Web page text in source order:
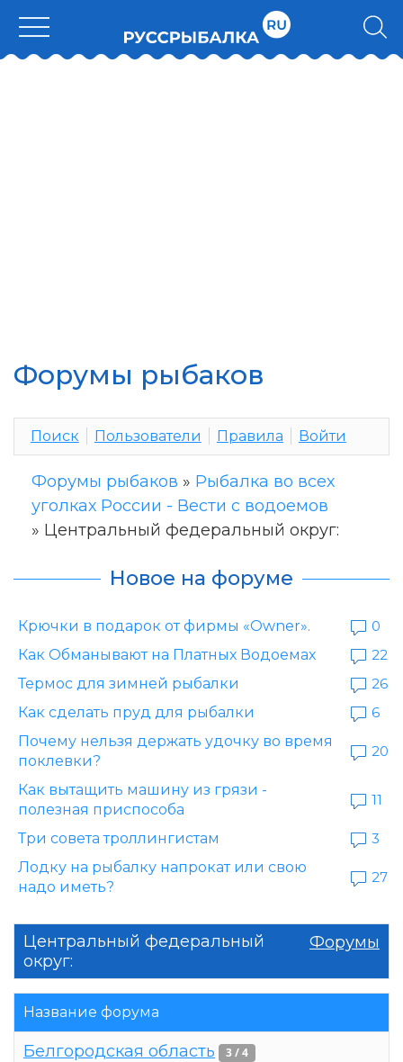
Форумы рыбаков
Поиск Пользователи Правила Войти
Форумы рыбаков » Рыбалка во всех
уголках России - Вести с водоемов
» Центральный федеральный округ:
Новое на форуме
Крючки в подарок от фирмы «Owner».
0
Как Обманывают на Платных Водоемах
22
Термос для зимней рыбалки
26
Как сделать пруд для рыбалки
6
Почему нельзя держать удочку во время
поклевки?
20
Как вытащить машину из грязи -
полезная приспособа
11
Три совета троллингистам
3
Лодку на рыбалку напрокат или свою
надо иметь?
27
Форумы
Центральный федеральный
округ:
Название форума
Белгородская область 3 / 4